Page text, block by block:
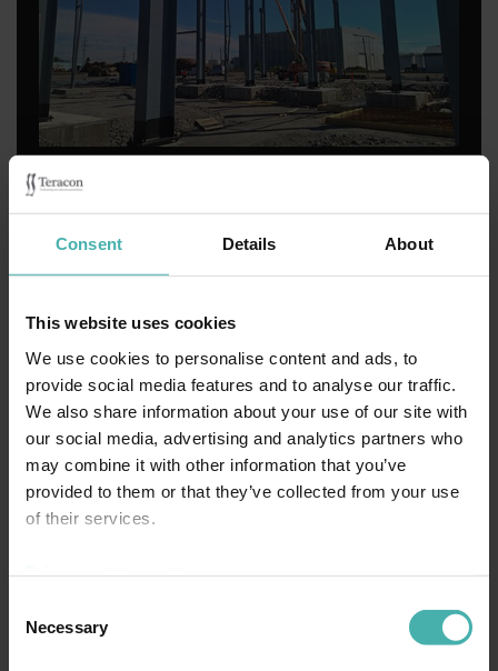
Consent Details About
This website uses cookies
We use cookies to personalise content and ads, to
provide social media features and to analyse our traffic.
We also share information about your use of our site with
our social media, advertising and analytics partners who
may combine it with other information that you’ve
provided to them or that they’ve collected from your use
of their services.
Selection
Necessary